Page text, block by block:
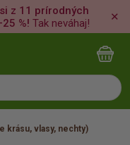
z 11 prírodných
%! Tak neváhaj!
✕
krásu, vlasy, nechty)